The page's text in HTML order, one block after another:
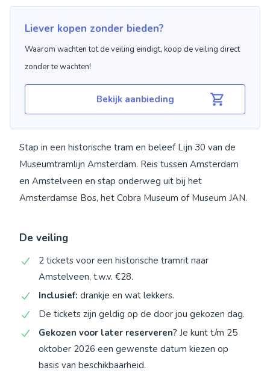
Liever kopen zonder bieden?
Waarom wachten tot de veiling eindigt, koop de veiling direct
zonder te wachten!
Bekijk aanbieding
Stap in een historische tram en beleef Lijn 30 van de
Museumtramlijn Amsterdam. Reis tussen Amsterdam
en Amstelveen en stap onderweg uit bij het
Amsterdamse Bos, het Cobra Museum of Museum JAN.
De veiling
2 tickets voor een historische tramrit naar
Amstelveen, t.w.v. €28.
Inclusief: drankje en wat lekkers.
De tickets zijn geldig op de door jou gekozen dag.
Gekozen voor later reserveren? Je kunt t/m 25
oktober 2026 een gewenste datum kiezen op
basis van beschikbaarheid.